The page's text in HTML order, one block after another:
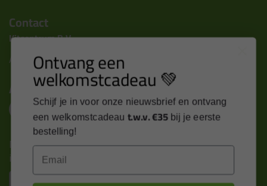
Contact
Kitcentrum B.V.
Alle contactgegevens >
Altijd op de hoogte blijven?
Nieuws, tips en exclusieve deals rechtstreeks in je
inbox
Ontvang een
welkomstcadeau 💚
Schijf je in voor onze nieuwsbrief en ontvang
een welkomstcadeau t.w.v. €35 bij je eerste
bestelling!